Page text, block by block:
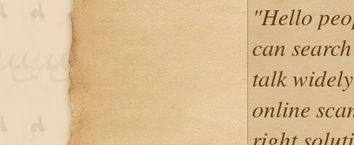
"Hello
can
talk
online